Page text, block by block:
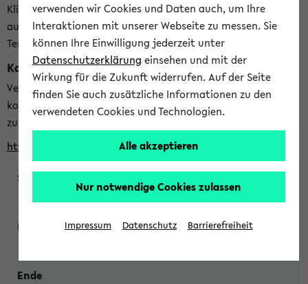
Klicken Sie auf das Semester, welches Sie für Ihre Sitzung
auswählen möchten. Bitte beachten Sie auch die weiteren
Termine imKalender der Lehrplanung
Kalenderintegration
Verwenden Sie die folgende Adresse, um mit einer
kompatiblen Kalenderanwendung auf die Vorlesungszeiten
zuzugreifen (nähere Informationen
finden Sie hier
https://ekvv.uni-bielefeld.de/ws/calendar?vz
WiSe 2026/2027
verwenden wir Cookies und Daten auch, um Ihre
Interaktionen mit unserer Webseite zu messen. Sie
können Ihre Einwilligung jederzeit unter
Datenschutzerklärung einsehen und mit der
Wirkung für die Zukunft widerrufen. Auf der Seite
finden Sie auch zusätzliche Informationen zu den
verwendeten Cookies und Technologien.
Alle akzeptieren
Nur notwendige Cookies zulassen
Impressum Datenschutz Barrierefreiheit